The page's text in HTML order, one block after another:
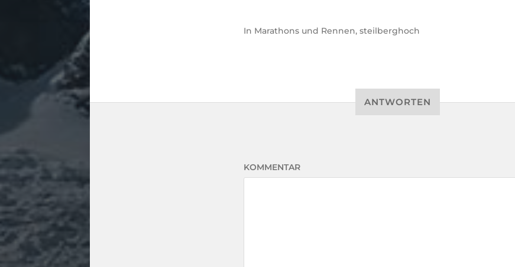
In Marathons und Rennen, steilberghoch
ANTWORTEN
KOMMENTAR